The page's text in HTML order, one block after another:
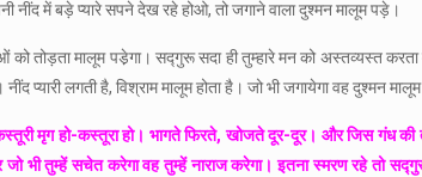
नींद में बड़े प्यारे सपने देख रहे होओ, तो जगाने वाला दुश्मन मालूम पड़े।
को तोड़ता मालूम पडे़गा। सद्गुरू सदा ही तुम्हारे मन को अस्तव्यस्त
प्यारी लगती है, विश्राम मालूम होता है। जो भी जगायेगा वह दुश्मन
मृग हो-कस्तूरा हो। भागते फिरते, खोजते दूर-दूर। और जिस गंध
भी तुम्हें सचेत करेगा वह तुम्हें नाराज करेगा। इतना स्मरण रहे तो